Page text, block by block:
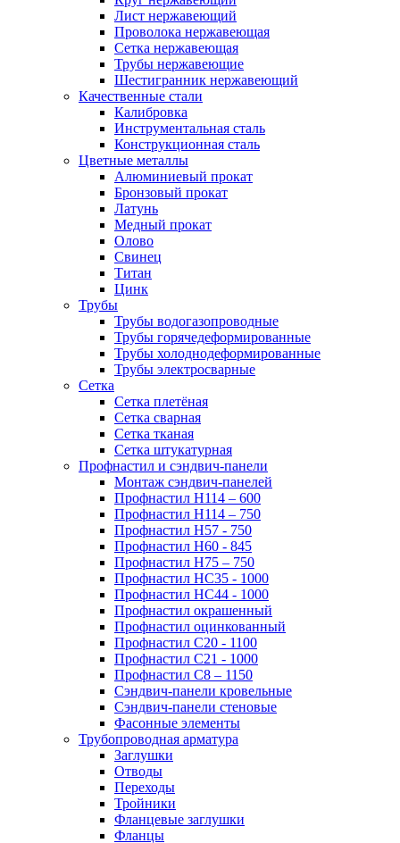
Лист нержавеющий
Проволока нержавеющая
Сетка нержавеющая
Трубы нержавеющие
Шестигранник нержавеющий
Качественные стали
Калибровка
Инструментальная сталь
Конструкционная сталь
Цветные металлы
Алюминиевый прокат
Бронзовый прокат
Латунь
Медный прокат
Олово
Свинец
Титан
Цинк
Трубы
Трубы водогазопроводные
Трубы горячедеформированные
Трубы холоднодеформированные
Трубы электросварные
Сетка
Сетка плетёная
Сетка сварная
Сетка тканая
Сетка штукатурная
Профнастил и сэндвич-панели
Монтаж сэндвич-панелей
Профнастил Н114 – 600
Профнастил Н114 – 750
Профнастил Н57 - 750
Профнастил Н60 - 845
Профнастил Н75 – 750
Профнастил НС35 - 1000
Профнастил НС44 - 1000
Профнастил окрашенный
Профнастил оцинкованный
Профнастил С20 - 1100
Профнастил С21 - 1000
Профнастил С8 – 1150
Сэндвич-панели кровельные
Сэндвич-панели стеновые
Фасонные элементы
Трубопроводная арматура
Заглушки
Отводы
Переходы
Тройники
Фланцевые заглушки
Фланцы